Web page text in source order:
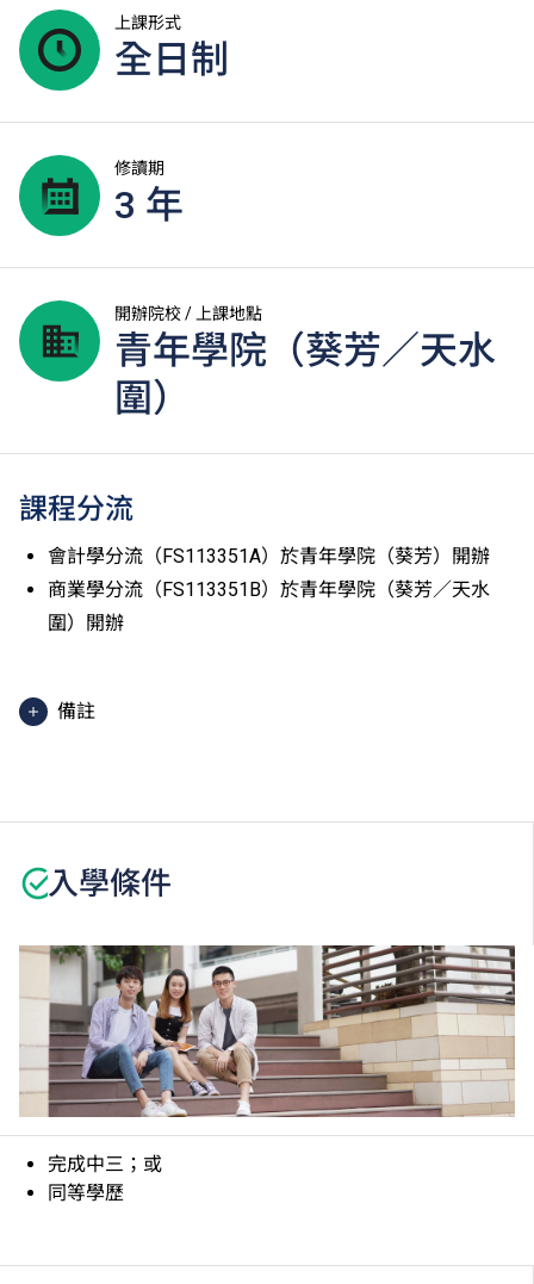
上課形式
全日制
修讀期
3 年
開辦院校 / 上課地點
青年學院（葵芳／天水
圍）
課程分流
會計學分流（FS113351A）於青年學院（葵芳）開辦
商業學分流（FS113351B）於青年學院（葵芳／天水
圍）開辦
備註
何課程、修正課程名稱、內容或更改開辦課程的院校／
入學條件
完成中三；或
同等學歷